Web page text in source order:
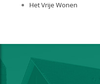
Het Vrije Wonen